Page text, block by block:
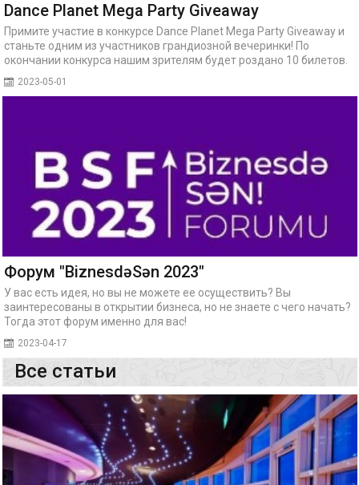
Dance Planet Mega Party Giveaway
Примите участие в конкурсе Dance Planet Mega Party Giveaway и
станьте одним из участников грандиозной вечеринки! По
окончании конкурса нашим зрителям будет роздано 10 билетов.
2023-05-01
Форум "BiznesdəSən 2023"
У вас есть идея, но вы не можете ее осуществить? Вы
заинтересованы в открытии бизнеса, но не знаете с чего начать?
Тогда этот форум именно для вас!
2023-04-17
Все статьи